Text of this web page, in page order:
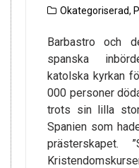
Okategoriserad,
Barbastro och
spanska
katolska kyrkan
000 personer
trots sin lilla
Spanien som
prästerskapet.